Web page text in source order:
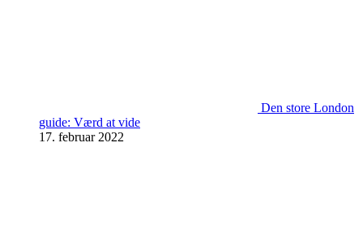
Den store London
guide: Værd at vide
17. februar 2022